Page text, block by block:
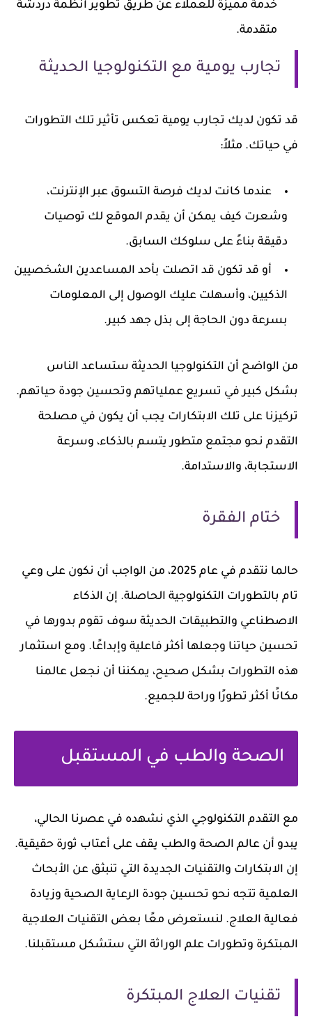
خدمة مميزة للعملاء عن طريق تطوير أنظمة دردشة
متقدمة.
تجارب يومية مع التكنولوجيا الحديثة
قد تكون لديك تجارب يومية تعكس تأثير تلك التطورات
في حياتك. مثلاً:
عندما كانت لديك فرصة التسوق عبر الإنترنت،
وشعرت كيف يمكن أن يقدم الموقع لك توصيات
دقيقة بناءً على سلوكك السابق.
أو قد تكون قد اتصلت بأحد المساعدين الشخصيين
الذكيين، وأسهلت عليك الوصول إلى المعلومات
بسرعة دون الحاجة إلى بذل جهد كبير.
من الواضح أن التكنولوجيا الحديثة ستساعد الناس
بشكل كبير في تسريع عملياتهم وتحسين جودة حياتهم.
تركيزنا على تلك الابتكارات يجب أن يكون في مصلحة
التقدم نحو مجتمع متطور يتسم بالذكاء، وسرعة
الاستجابة، والاستدامة.
ختام الفقرة
حالما نتقدم في عام 2025، من الواجب أن نكون على وعي
تام بالتطورات التكنولوجية الحاصلة. إن الذكاء
الاصطناعي والتطبيقات الحديثة سوف تقوم بدورها في
تحسين حياتنا وجعلها أكثر فاعلية وإبداعًا. ومع استثمار
هذه التطورات بشكل صحيح، يمكننا أن نجعل عالمنا
مكانًا أكثر تطورًا وراحة للجميع.
الصحة والطب في المستقبل
مع التقدم التكنولوجي الذي نشهده في عصرنا الحالي،
يبدو أن عالم الصحة والطب يقف على أعتاب ثورة حقيقية.
إن الابتكارات والتقنيات الجديدة التي تنبثق عن الأبحاث
العلمية تتجه نحو تحسين جودة الرعاية الصحية وزيادة
فعالية العلاج. لنستعرض معًا بعض التقنيات العلاجية
المبتكرة وتطورات علم الوراثة التي ستشكل مستقبلنا.
تقنيات العلاج المبتكرة